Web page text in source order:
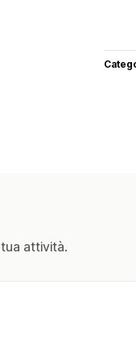
attività.